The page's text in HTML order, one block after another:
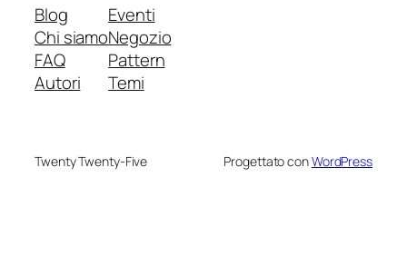
Blog
Chi siamo
FAQ
Autori
Eventi
Negozio
Pattern
Temi
Twenty Twenty-Five Progettato conWordPress